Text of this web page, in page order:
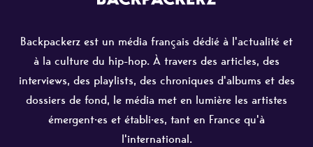
Backpackerz est un média français dédié à l'actualité et
à la culture du hip-hop. À travers des articles, des
interviews, des playlists, des chroniques d'albums et des
dossiers de fond, le média met en lumière les artistes
émergent·es et établi·es, tant en France qu'à
l'international.